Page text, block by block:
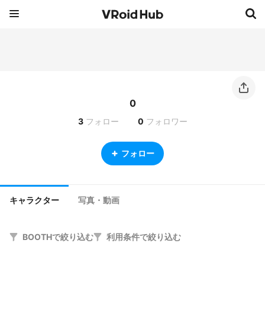
0
3 フォロー 0 フォロワー
フォロー
キャラクター 写真・動画
BOOTHで絞り込む 利用条件で絞り込む